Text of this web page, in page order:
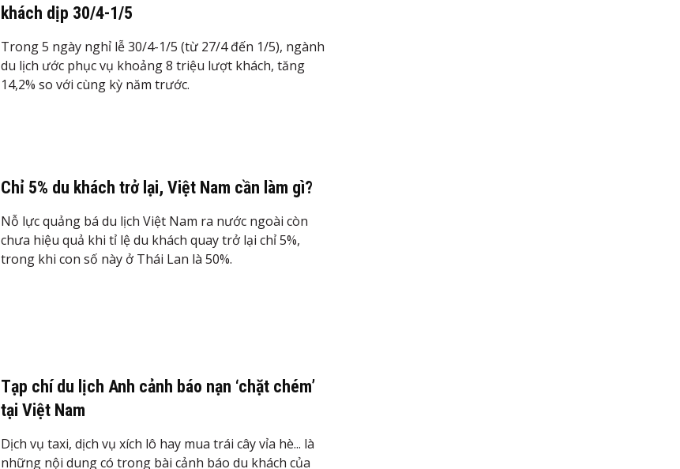
khách dịp 30/4-1/5
Trong 5 ngày nghỉ lễ 30/4-1/5 (từ 27/4 đến 1/5), ngành
du lịch ước phục vụ khoảng 8 triệu lượt khách, tăng
14,2% so với cùng kỳ năm trước.
Chỉ 5% du khách trở lại, Việt Nam cần làm gì?
Nỗ lực quảng bá du lịch Việt Nam ra nước ngoài còn
chưa hiệu quả khi tỉ lệ du khách quay trở lại chỉ 5%,
trong khi con số này ở Thái Lan là 50%.
Tạp chí du lịch Anh cảnh báo nạn ‘chặt chém’
tại Việt Nam
Dịch vụ taxi, dịch vụ xích lô hay mua trái cây vỉa hè... là
những nội dung có trong bài cảnh báo du khách của